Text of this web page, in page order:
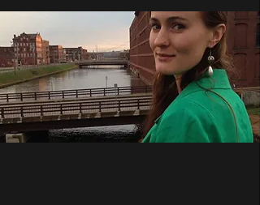
Facebook page mentions
involvement in custom
merchandise, including t-shirts and
printing services.